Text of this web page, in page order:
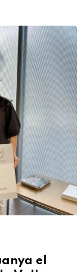
el